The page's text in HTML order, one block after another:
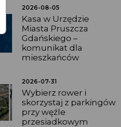
2026-08-05
Kasa w Urzędzie
Miasta Pruszcza
Gdańskiego –
komunikat dla
mieszkańców
2026-07-31
Wybierz rower i
skorzystaj z parkingów
przy węźle
przesiadkowym